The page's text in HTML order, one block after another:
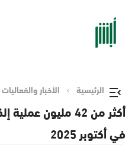
الرئيسية الأخبار والفعاليات
أكثر من 42 مليون
في أكتوبر 2025